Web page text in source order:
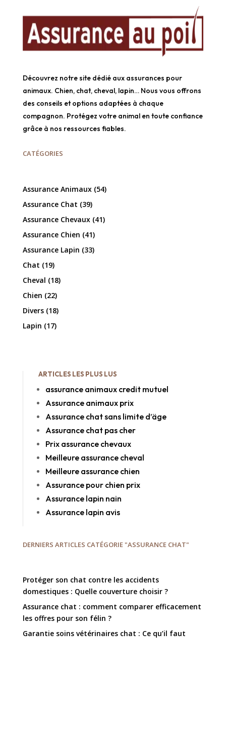
Découvrez notre site dédié aux assurances pour
animaux. Chien, chat, cheval, lapin… Nous vous offrons
des conseils et options adaptées à chaque
compagnon. Protégez votre animal en toute confiance
grâce à nos ressources fiables.
CATÉGORIES
Assurance Animaux(54)
Assurance Chat (39)
Assurance Chevaux(41)
Assurance Chien (41)
Assurance Lapin (33)
Chat (19)
Cheval (18)
Chien (22)
Divers(18)
Lapin (17)
ARTICLES LES PLUS LUS
assurance animaux credit mutuel
Assurance animaux prix
Assurance chat sans limite d’äge
Assurance chat pas cher
Prix assurance chevaux
Meilleure assurance cheval
Meilleure assurance chien
Assurance pour chien prix
Assurance lapin nain
Assurance lapin avis
DERNIERS ARTICLES CATÉGORIE "ASSURANCE CHAT"
Protéger son chat contre les accidents
domestiques : Quelle couverture choisir ?
Assurance chat : comment comparer efficacement
les offres pour son félin ?
Garantie soins vétérinaires chat : Ce qu’il faut